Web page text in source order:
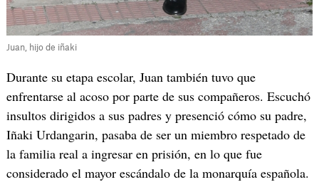
Juan, hijo de iñaki
Durante su etapa escolar, Juan también tuvo que
enfrentarse al acoso por parte de sus compañeros. Escuchó
insultos dirigidos a sus padres y presenció cómo su padre,
Iñaki Urdangarin, pasaba de ser un miembro respetado de
la familia real a ingresar en prisión, en lo que fue
considerado el mayor escándalo de la monarquía española.